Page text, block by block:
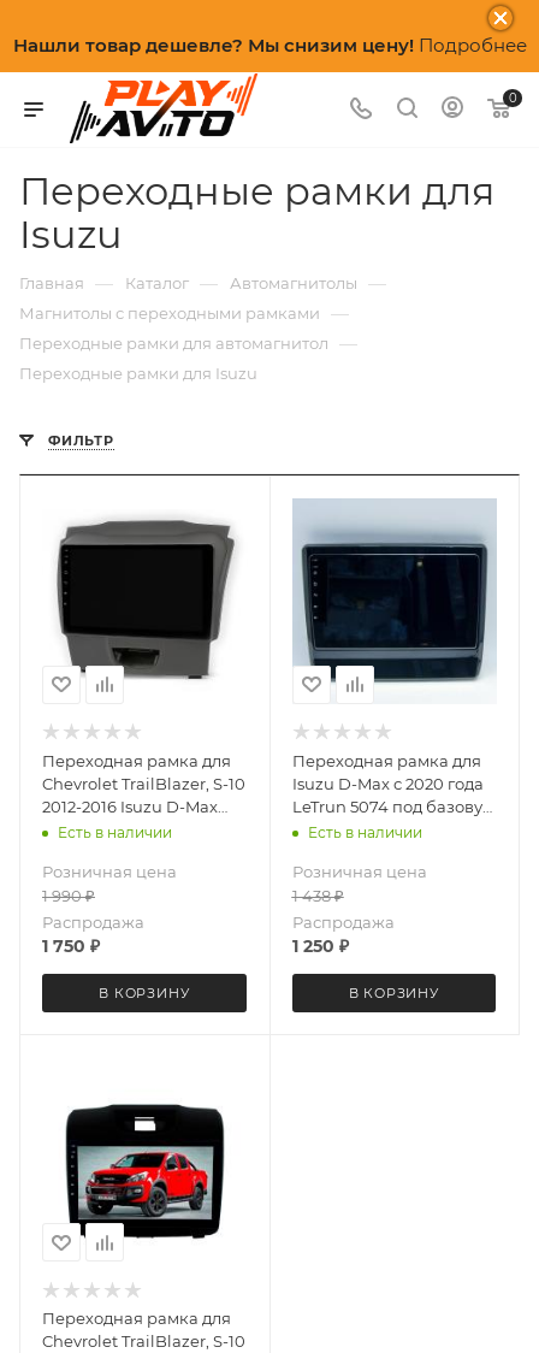
Нашли товар дешевле? Мы снизим цену! Подробнее
0
Переходные рамки для
Isuzu
Главная — Каталог — Автомагнитолы —
Магнитолы с переходными рамками —
Переходные рамки для автомагнитол —
Переходные рамки для Isuzu
ФИЛЬТР
Переходная рамка для
Chevrolet TrailBlazer, S-10
2012-2016 Isuzu D-Max
2012+ LeTrun 6030 под
дюймов
Есть в наличии
Розничная цена
1 990₽
Распродажа
1 750 ₽
В КОРЗИНУ
Переходная рамка для
Isuzu D-Max с 2020 года
LeTrun 5074 под базовую
магнитолу 9 дюймов
Есть в наличии
Розничная цена
1 438₽
Распродажа
1 250 ₽
В КОРЗИНУ
Переходная рамка для
Chevrolet TrailBlazer, S-10